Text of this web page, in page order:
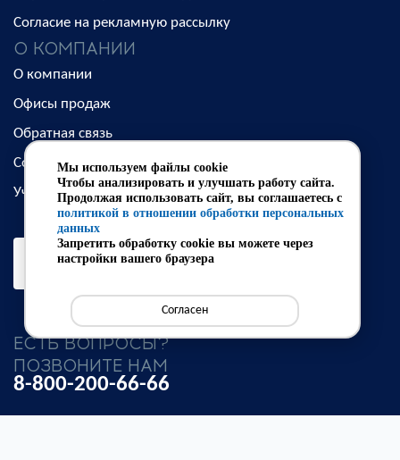
Согласие на рекламную рассылку
О КОМПАНИИ
О компании
Офисы продаж
Обратная связь
Сотрудничество
Учебный центр
Оставьте отзыв
ЕСТЬ ВОПРОСЫ?
ПОЗВОНИТЕ НАМ
8-800-200-66-66
Мы используем файлы cookie
Чтобы анализировать и улучшать работу сайта.
Продолжая использовать сайт, вы соглашаетесь с
политикой в отношении обработки персональных
данных
Запретить обработку cookie вы можете через
настройки вашего браузера
Согласен